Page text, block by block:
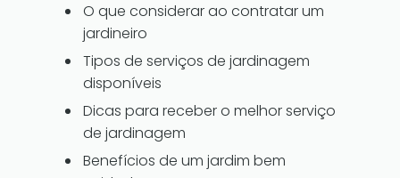
O que considerar ao contratar um
jardineiro
Tipos de serviços de jardinagem
disponíveis
Dicas para receber o melhor serviço
de jardinagem
Benefícios de um jardim bem